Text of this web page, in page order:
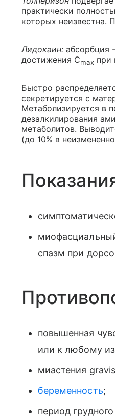
практически
которых неизвестна.
Лидокаин: абсорбция
достижения Сmax при
Быстро
секретируется с
Метаболизируется в
дезалкилирования
метаболитов.
(до 10% в
спазм при
повышенная
или к любому
миастения
беременность;
период